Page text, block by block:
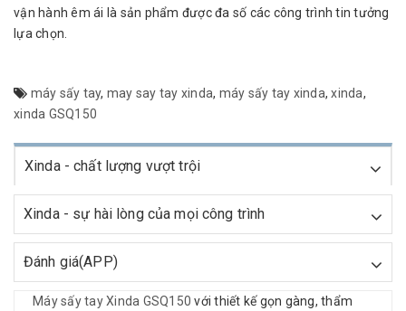
vận hành êm ái là sản phẩm được đa số các công trình tin tưởng
lựa chọn.
máy sấy tay, may say tay xinda, máy sấy tay xinda,xinda,
xinda GSQ150
Xinda - chất lượng vượt trội
Xinda - sự hài lòng của mọi công trình
Đánh giá(APP)
Máy sấy tay Xinda GSQ150với thiết kế gọn gàng, thẩm